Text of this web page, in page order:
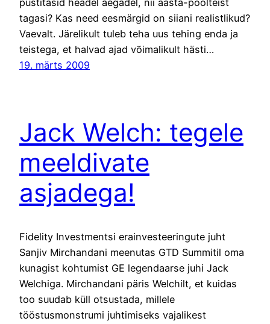
tagasi? Kas need eesmärgid on siiani realistlikud?
Vaevalt. Järelikult tuleb teha uus tehing enda ja
teistega, et halvad ajad võimalikult hästi…
19. märts 2009
Jack Welch: tegele
meeldivate
asjadega!
Fidelity Investmentsi erainvesteeringute juht
Sanjiv Mirchandani meenutas GTD Summitil oma
kunagist kohtumist GE legendaarse juhi Jack
Welchiga. Mirchandani päris Welchilt, et kuidas
too suudab küll otsustada, millele
tööstusmonstrumi juhtimiseks vajalikest